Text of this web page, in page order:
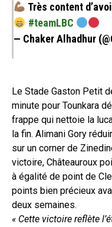
Très content
#teamLBC
— Chaker Alhadhur
Le Stade Gaston Petit
minute pour Tounkara
frappe qui nettoie la
la fin. Alimani Gory
sur un corner de
victoire, Châteauroux
à égalité de point de
points bien précieux
deux semaines.
« Cette victoire reflète